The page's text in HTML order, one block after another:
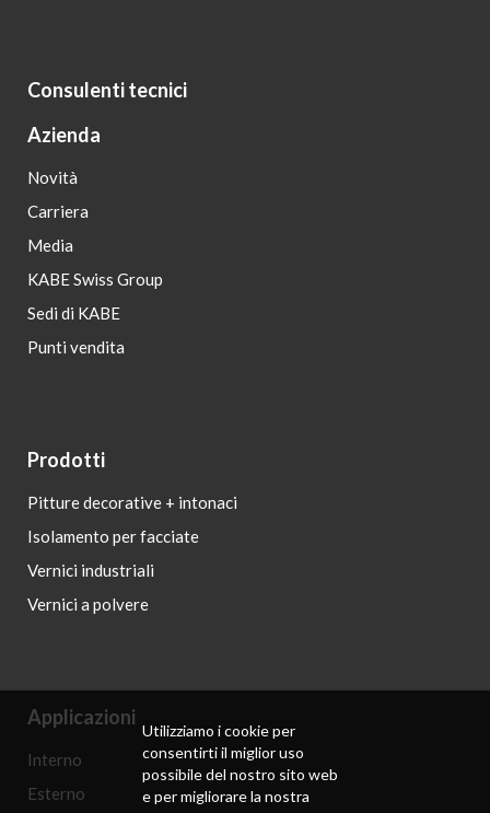
Consulenti tecnici
Azienda
Novità
Carriera
Media
KABE Swiss Group
Sedi di KABE
Punti vendita
Prodotti
Pitture decorative + intonaci
Isolamento per facciate
Vernici industriali
Vernici a polvere
Applicazioni
Interno
Esterno
Utilizziamo i cookie per
consentirti il ​​miglior uso
possibile del nostro sito web
e per migliorare la nostra